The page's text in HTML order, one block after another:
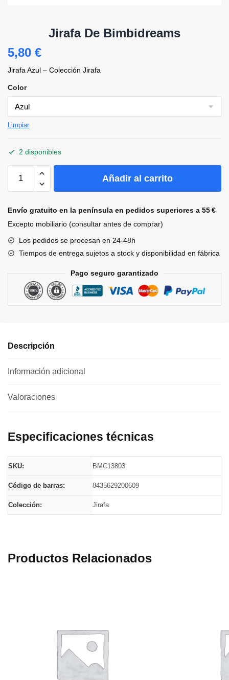
Jirafa De Bimbidreams
5,80 €
Jirafa Azul – Colección Jirafa
Color
Limpiar
2 disponibles
cantidad
Añadir al carrito
Envío gratuito en la península en pedidos superiores a 55 €
Excepto mobiliario (consultar antes de comprar)
Los pedidos se procesan en 24-48h
Tiempos de entrega sujetos a stock y disponibilidad en fábrica
Pago seguro garantizado
Descripción
Información adicional
Valoraciones
Especificaciones técnicas
SKU: BMC13803
Código de barras: 8435629200609
Colección: Jirafa
Productos Relacionados